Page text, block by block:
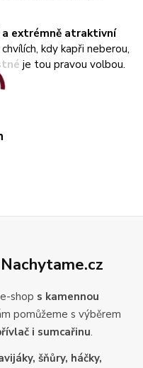
extrémně atraktivní
kdy kapři neberou,
je tou pravou volbou.
shop s kamennou
pomůžeme s výběrem
i sumcařinu.
šňůry, háčky,